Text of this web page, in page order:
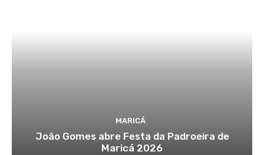
MARICÁ
João Gomes abre Festa da Padroeira de
Maricá 2026